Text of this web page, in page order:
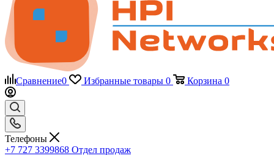
Сравнение0 Избранные товары 0 Корзина 0
Телефоны
+7 727 3399868 Отдел продаж